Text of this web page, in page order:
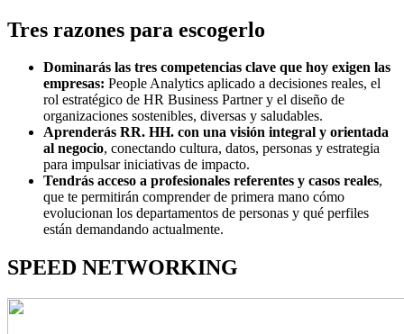
Tres razones para escogerlo
Dominarás las tres competencias clave que hoy exigen las
empresas: People Analytics aplicado a decisiones reales, el
rol estratégico de HR Business Partner y el diseño de
organizaciones sostenibles, diversas y saludables.
Aprenderás RR. HH. con una visión integral y orientada
al negocio, conectando cultura, datos, personas y estrategia
para impulsar iniciativas de impacto.
Tendrás acceso a profesionales referentes y casos reales,
que te permitirán comprender de primera mano cómo
evolucionan los departamentos de personas y qué perfiles
están demandando actualmente.
SPEED NETWORKING